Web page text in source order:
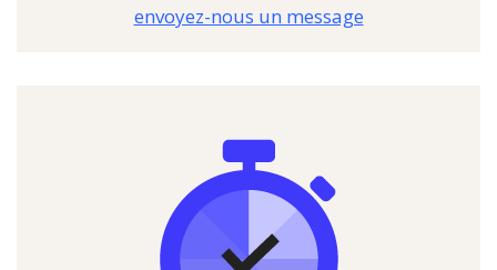
envoyez-nous un message